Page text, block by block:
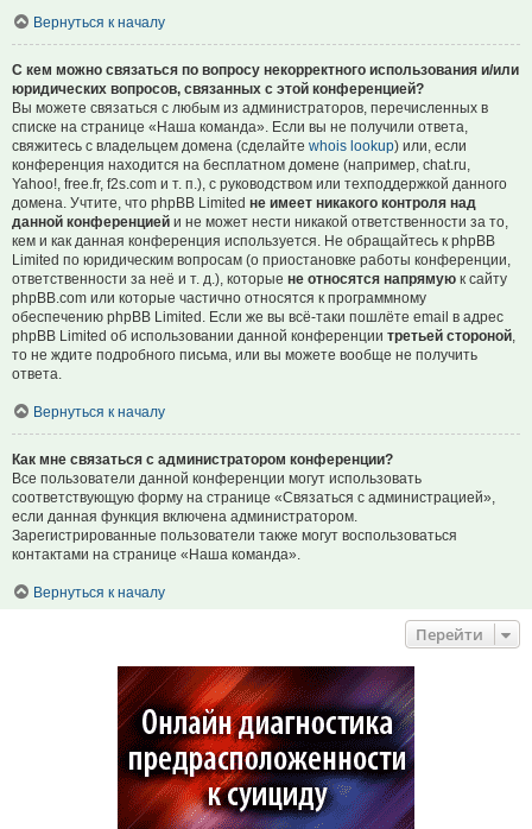
Вернуться к началу
С кем можно связаться по вопросу некорректного использования и/или
юридических вопросов, связанных с этой конференцией?
Вы можете связаться с любым из администраторов, перечисленных в
списке на странице «Наша команда». Если вы не получили ответа,
свяжитесь с владельцем домена (сделайте whois lookup) или, если
конференция находится на бесплатном домене (например, chat.ru,
Yahoo!, free.fr, f2s.com и т. п.), с руководством или техподдержкой данного
домена. Учтите, что phpBB Limited не имеет никакого контроля над
данной конференцией и не может нести никакой ответственности за то,
кем и как данная конференция используется. Не обращайтесь к phpBB
Limited по юридическим вопросам (о приостановке работы конференции,
ответственности за неё и т. д.), которые не относятся напрямую к сайту
phpBB.com или которые частично относятся к программному
обеспечению phpBB Limited. Если же вы всё-таки пошлёте email в адрес
phpBB Limited об использовании данной конференции третьей стороной
то не ждите подробного письма, или вы можете вообще не получить
ответа.
Вернуться к началу
Как мне связаться с администратором конференции?
Все пользователи данной конференции могут использовать
соответствующую форму на странице «Связаться с администрацией»,
если данная функция включена администратором.
Зарегистрированные пользователи также могут воспользоваться
контактами на странице «Наша команда».
Вернуться к началу
Перейти